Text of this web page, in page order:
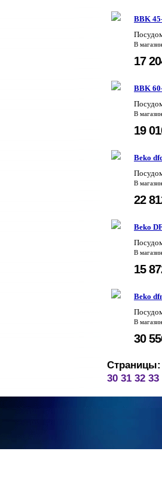
BBK
В
17
BBK
В
19
Beko
В
22
Beko
В
15
Beko
В
30
Страницы:
30 31 32 33